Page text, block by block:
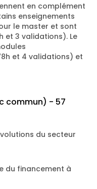
en complément
enseignements
le master et sont
et 3 validations). Le
et 4 validations) et
commun) - 57
du secteur
du financement à